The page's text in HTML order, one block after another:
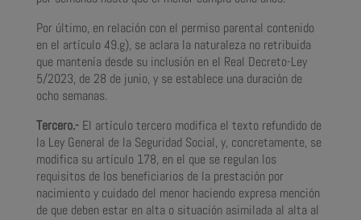
Por último, en relación con el permiso parental contenido
en el artículo 49.g), se aclara la naturaleza no retribuida
que mantenía desde su inclusión en el Real Decreto-Ley
5/2023, de 28 de junio, y se establece una duración de
ocho semanas.
Tercero.- El artículo tercero modifica el texto refundido de
la Ley General de la Seguridad Social, y, concretamente, se
modifica su artículo 178, en el que se regulan los
requisitos de los beneficiarios de la prestación por
nacimiento y cuidado del menor haciendo expresa mención
de que deben estar en alta o situación asimilada al alta al